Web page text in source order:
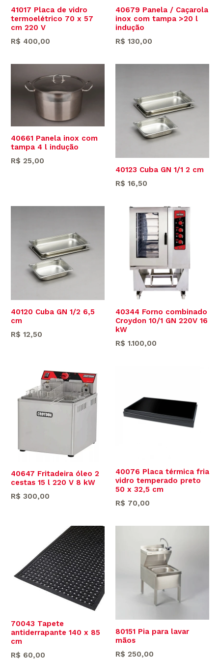
41017 Placa de vidro
termoelétrico 70 x 57
cm 220 V
Preço
R$ 400,00
40679 Panela / Caçarola
inox com tampa >20 l
indução
Preço
R$ 130,00
40661 Panela inox com
tampa 4 l indução
Preço
R$ 25,00
40123 Cuba GN 1/1 2 cm
Preço
R$ 16,50
40120 Cuba GN 1/2 6,5
cm
Preço
R$ 12,50
40344 Forno combinado
Croydon 10/1 GN 220V 16
kW
Preço
R$ 1.100,00
40647 Fritadeira óleo 2
cestas 15 l 220 V 8 kW
Preço
R$ 300,00
40076 Placa térmica fria
vidro temperado preto
50 x 32,5 cm
Preço
R$ 70,00
70043 Tapete
antiderrapante 140 x 85
cm
Preço
R$ 60,00
80151 Pia para lavar
mãos
Preço
R$ 250,00